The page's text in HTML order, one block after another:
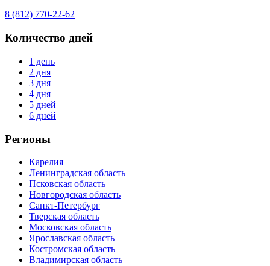
8 (812) 770-22-62
Количество дней
1 день
2 дня
3 дня
4 дня
5 дней
6 дней
Регионы
Карелия
Ленинградская область
Псковская область
Новгородская область
Санкт-Петербург
Тверская область
Московская область
Ярославская область
Костромская область
Владимирская область